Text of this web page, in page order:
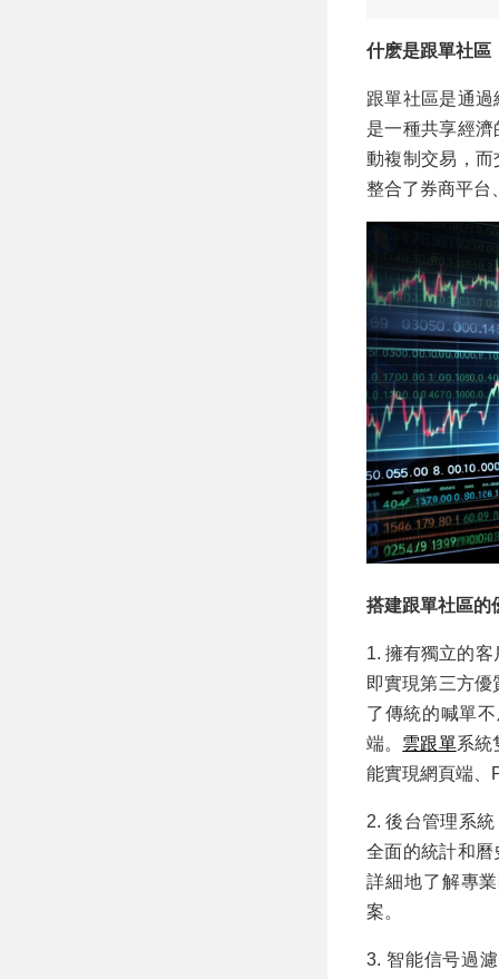
什麽是跟單社區
跟單社區是通
是一種共享經
動複制交易，
整合了券商平台
搭建跟單社區的
1. 擁有獨立的
即實現第三方
了傳統的喊單
端。 雲跟單系統
能實現網頁端、
2. 後台管理系
全面的統計和
詳細地了解專
案。
3. 智能信号過